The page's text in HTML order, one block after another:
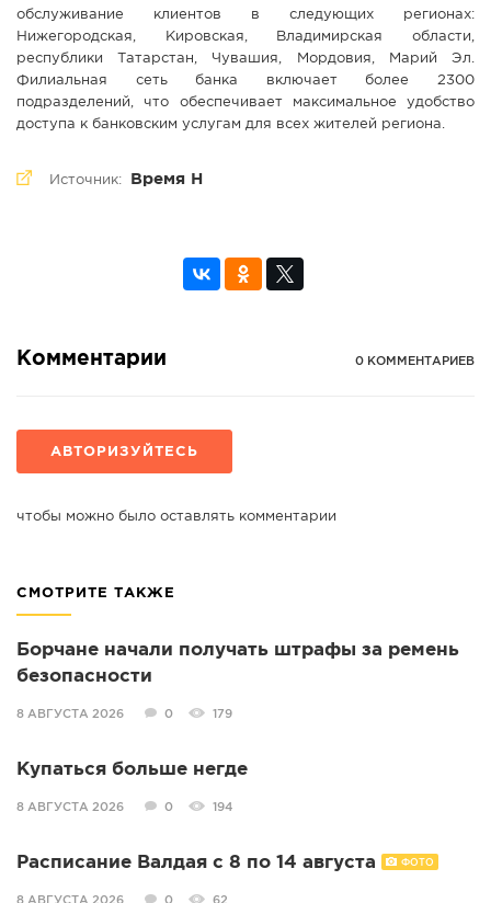
обслуживание клиентов в следующих регионах:
Нижегородская, Кировская, Владимирская области,
республики Татарстан, Чувашия, Мордовия, Марий Эл.
Филиальная сеть банка включает более 2300
подразделений, что обеспечивает максимальное удобство
доступа к банковским услугам для всех жителей региона.
Источник: Время Н
Комментарии 0 КОММЕНТАРИЕВ
АВТОРИЗУЙТЕСЬ
чтобы можно было оставлять комментарии
СМОТРИТЕ ТАКЖЕ
Борчане начали получать штрафы за ремень
безопасности
8 АВГУСТА 2026 0 179
Купаться больше негде
8 АВГУСТА 2026 0 194
Расписание Валдая с 8 по 14 августа ФОТО
8 АВГУСТА 2026 0 62